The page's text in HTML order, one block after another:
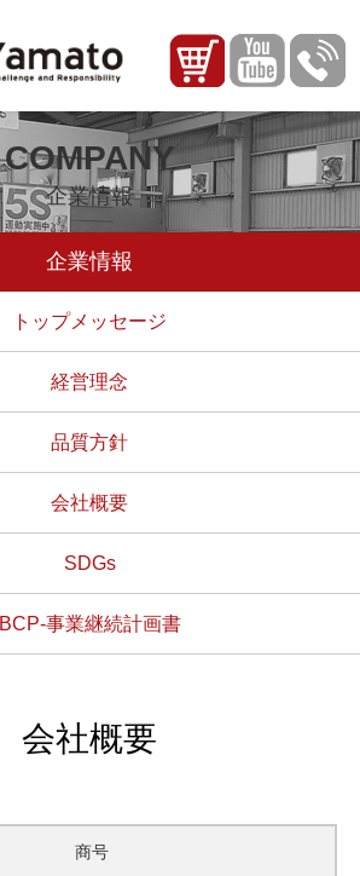
COMPANY
企業情報
企業情報
トップメッセージ
経営理念
品質方針
会社概要
SDGs
BCP-事業継続計画書
会社概要
商号